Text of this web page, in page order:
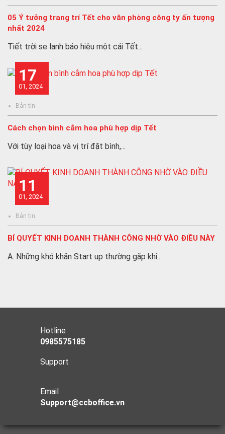
05 Ý tưởng trang trí Tết cho văn phòng công ty ấn tượng
nhất 2024
Tiết trời se lạnh báo hiệu một cái Tết...
17
01, 2024
Bản tin
Cách chọn bình cắm hoa phù hợp dịp Tết
Với tùy loại hoa và vị trí đặt bình,...
11
01, 2024
Bản tin
BÍ QUYẾT KINH DOANH THÀNH CÔNG NHỜ VÀO ĐIỀU NÀY
A. Những khó khăn Start up thường gặp khi...
Hotline
0985575185
Support
Email
Support@ccboffice.vn